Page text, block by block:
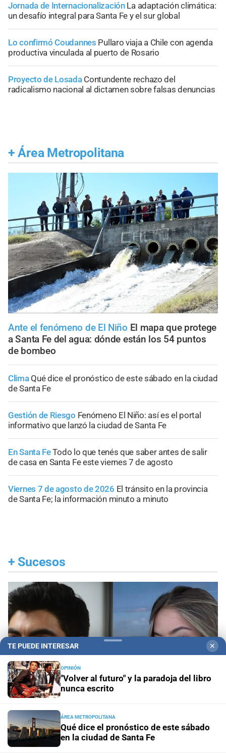
Jornada de Internacionalización La adaptación climática:
un desafío integral para Santa Fe y el sur global
Lo confirmó Coudannes Pullaro viaja a Chile con agenda
productiva vinculada al puerto de Rosario
Proyecto de Losada Contundente rechazo del
radicalismo nacional al dictamen sobre falsas denuncias
+ Área Metropolitana
Ante el fenómeno de El Niño El mapa que protege
a Santa Fe del agua: dónde están los 54 puntos
de bombeo
Clima Qué dice el pronóstico de este sábado en la ciudad
de Santa Fe
Gestión de Riesgo Fenómeno El Niño: así es el portal
informativo que lanzó la ciudad de Santa Fe
En Santa FeTodo lo que tenés que saber antes de salir
de casa en Santa Fe este viernes 7 de agosto
Viernes 7 de agosto de 2026 El tránsito en la provincia
de Santa Fe; la información minuto a minuto
+ Sucesos
Revés judicial La Justicia le dijo que no a Facundo
Moyano: qué restricciones deberá mantener
TE PUEDE INTERESAR ✕
OPINIÓN
"Volver al futuro" y la paradoja del libro
nunca escrito
ÁREA METROPOLITANA
Qué dice el pronóstico de este sábado
en la ciudad de Santa Fe